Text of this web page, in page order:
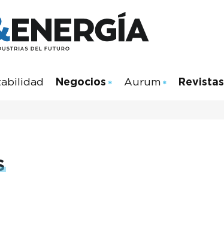
Negocios Aurum Revistas